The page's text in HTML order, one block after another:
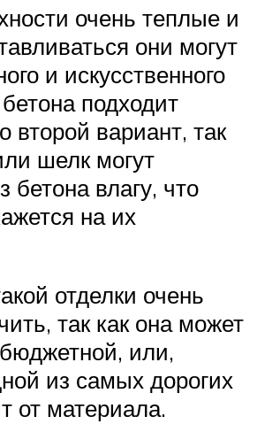
очень теплые и
они могут
и искусственного
подходит
второй вариант, так
шелк могут
бетона влагу, что
на их
отделки очень
так как она может
или,
из самых дорогих
от материала.